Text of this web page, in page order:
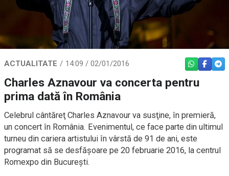
ACTUALITATE 14:09 / 02/01/2016 WHATSAPP
Charles Aznavour va concerta pentru
prima dată în România
Celebrul cântăreţ Charles Aznavour va susţine, în premieră,
un concert în România. Evenimentul, ce face parte din ultimul
turneu din cariera artistului în vârstă de 91 de ani, este
programat să se desfăşoare pe 20 februarie 2016, la centrul
Romexpo din Bucureşti.